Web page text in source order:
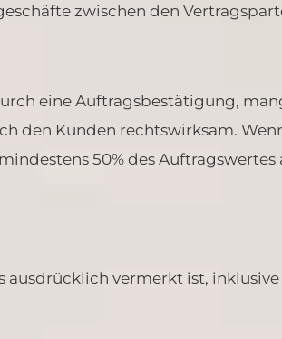
zwischen den
eine Auftragsbestätigung,
den Kunden rechtswirksam.
50% des Auftragswertes
ausdrücklich vermerkt ist, inklusive